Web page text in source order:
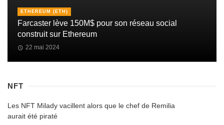
ETHEREUM (ETH)
Farcaster lève 150M$ pour son réseau social
construit sur Ethereum
22 mai 2024
NFT
Les NFT Milady vacillent alors que le chef de Remilia
aurait été piraté